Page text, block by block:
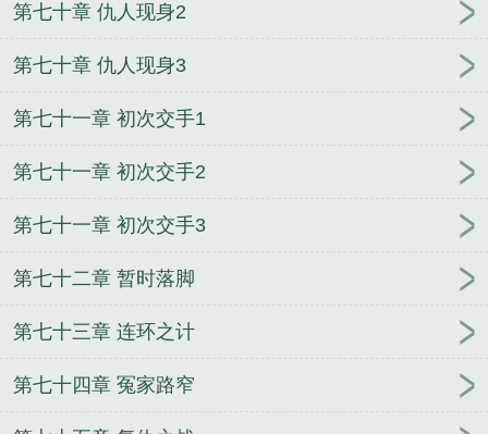
第七十章 仇人现身2
第七十章 仇人现身3
第七十一章 初次交手1
第七十一章 初次交手2
第七十一章 初次交手3
第七十二章 暂时落脚
第七十三章 连环之计
第七十四章 冤家路窄